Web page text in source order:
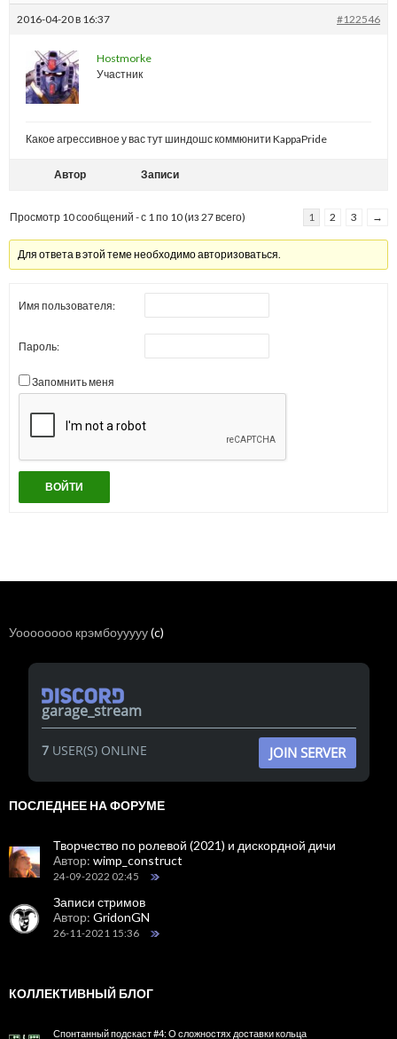
2016-04-20 в 16:37 #122546
Hostmorke
Участник
Какое агрессивное у вас тут шиндошс коммюнити KappaPride
Автор Записи
Просмотр 10 сообщений - с 1 по 10 (из 27 всего) 1 2 3 →
Для ответа в этой теме необходимо авторизоваться.
Имя пользователя:
Пароль:
Запомнить меня
ВОЙТИ
Уоооооооо крэмбоууууу(c)
garage_stream
7USER(S) ONLINE JOIN SERVER
ПОСЛЕДНЕЕ НА ФОРУМЕ
Творчество по ролевой (2021) и дискордной дичи
Автор: wimp_construct
24-09-2022 02:45
Записи стримов
Автор: GridonGN
26-11-2021 15:36
КОЛЛЕКТИВНЫЙ БЛОГ
Спонтанный подскаст #4: О сложностях доставки кольца